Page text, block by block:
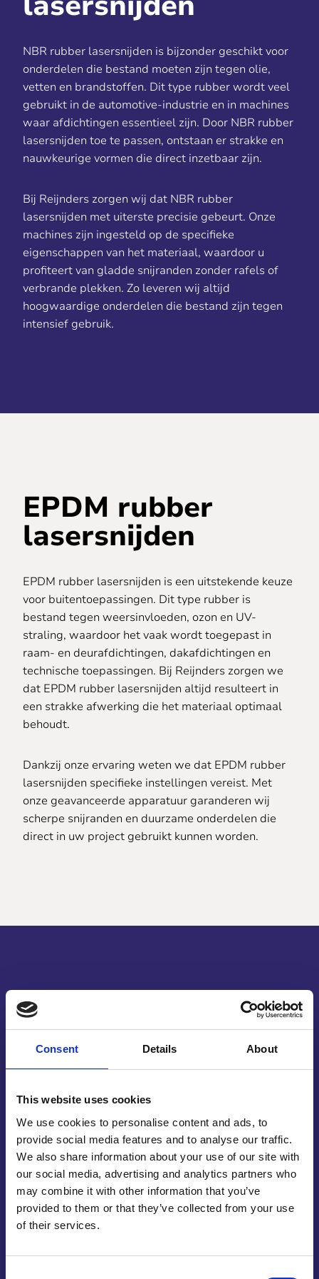
Consent Details About
This website uses cookies
We use cookies to personalise content and ads, to
provide social media features and to analyse our traffic.
We also share information about your use of our site with
our social media, advertising and analytics partners who
may combine it with other information that you’ve
provided to them or that they’ve collected from your use
of their services.
NBR rubber lasersnijden is bijzonder geschikt voor
onderdelen die bestand moeten zijn tegen olie,
vetten en brandstoffen. Dit type rubber wordt veel
gebruikt in de automotive-industrie en in machines
waar afdichtingen essentieel zijn. Door NBR rubber
lasersnijden toe te passen, ontstaan er strakke en
nauwkeurige vormen die direct inzetbaar zijn.
Bij Reijnders zorgen wij dat NBR rubber
lasersnijden met uiterste precisie gebeurt. Onze
machines zijn ingesteld op de specifieke
eigenschappen van het materiaal, waardoor u
profiteert van gladde snijranden zonder rafels of
verbrande plekken. Zo leveren wij altijd
hoogwaardige onderdelen die bestand zijn tegen
intensief gebruik.
EPDM rubber
lasersnijden
EPDM rubber lasersnijden is een uitstekende keuze
voor buitentoepassingen. Dit type rubber is
bestand tegen weersinvloeden, ozon en UV-
straling, waardoor het vaak wordt toegepast in
raam- en deurafdichtingen, dakafdichtingen en
technische toepassingen. Bij Reijnders zorgen we
dat EPDM rubber lasersnijden altijd resulteert in
een strakke afwerking die het materiaal optimaal
behoudt.
Dankzij onze ervaring weten we dat EPDM rubber
lasersnijden specifieke instellingen vereist. Met
onze geavanceerde apparatuur garanderen wij
scherpe snijranden en duurzame onderdelen die
direct in uw project gebruikt kunnen worden.
Neopreen
lasersnijden
Neopreen lasersnijden is ideaal voor producten die
belasting als weersinvloeden. Dit veelzijdige
materiaal wordt veel gebruikt in afdichtingen,
beschermkappen en industriële toepassingen. Door
neopreen lasersnijden kunnen wij patronen en
vormen realiseren die perfect aansluiten op de
toepassing.
Bij Reijnders passen we onze machines zo af dat